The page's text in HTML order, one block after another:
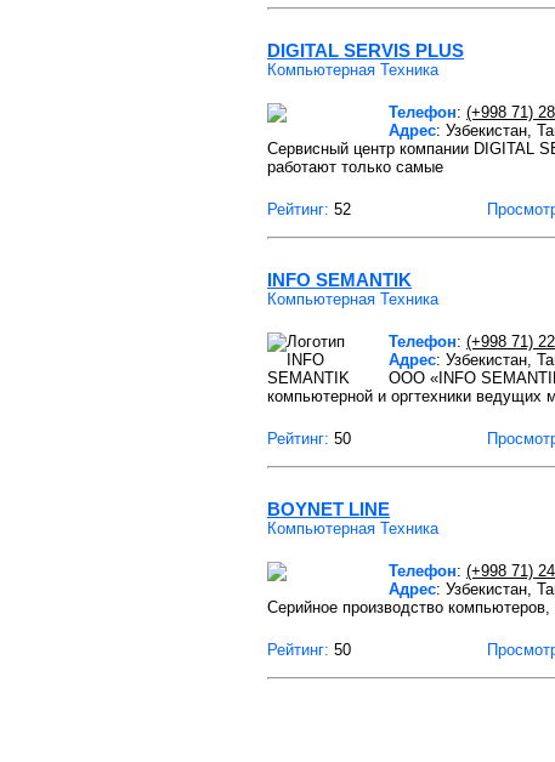
DIGITAL SERVIS PLUS
Компьютерная Техника
Телефон: (+998 71)
Адрес: Узбекистан,
Сервисный центр компании DIGITAL
работают только самые
Рейтинг: 52
INFO SEMANTIK
Компьютерная Техника
Телефон: (+998 71)
Адрес: Узбекистан,
ООО «INFO
компьютерной и оргтехники ведущих
Рейтинг: 50
BOYNET LINE
Компьютерная Техника
Телефон: (+998 71)
Адрес: Узбекистан,
Серийное производство
Рейтинг: 50